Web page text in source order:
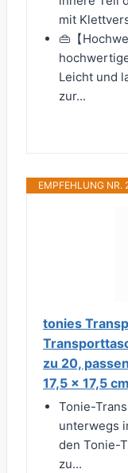
mit
👜【
Leicht und
zur...
EMPFEHLUNG NR.
tonies
zu 20,
17,5 x 17,5 cm
Tonie-
unterwegs
den Tonie-
zu...